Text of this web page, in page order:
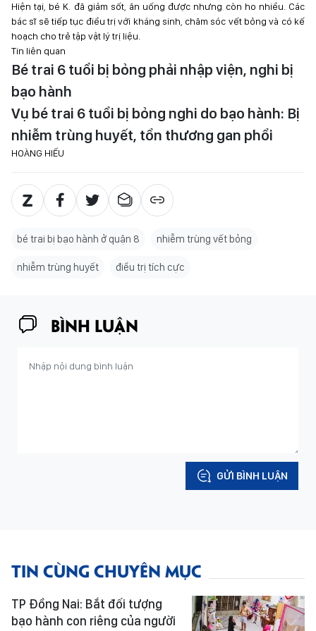
Hiện tại, bé K. đã giảm sốt, ăn uống được nhưng còn ho nhiều. Các
bác sĩ sẽ tiếp tục điều trị với kháng sinh, chăm sóc vết bỏng và có kế
hoạch cho trẻ tập vật lý trị liệu.
Tin liên quan
Bé trai 6 tuổi bị bỏng phải nhập viện, nghi bị
bạo hành
Vụ bé trai 6 tuổi bị bỏng nghi do bạo hành: Bị
nhiễm trùng huyết, tổn thương gan phổi
HOÀNG HIẾU
bé trai bị bạo hành ở quận 8 nhiễm trùng vết bỏng
nhiễm trùng huyết điều trị tích cực
BÌNH LUẬN
GỬI BÌNH LUẬN
TIN CÙNG CHUYÊN MỤC
TP Đồng Nai: Bắt đối tượng
bạo hành con riêng của người